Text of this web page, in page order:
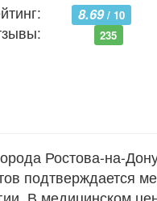
8.69/ 10
235
Ростова-на-
подтверждается